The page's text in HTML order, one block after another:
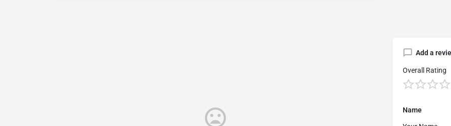
Add a
Overall Rating
Name